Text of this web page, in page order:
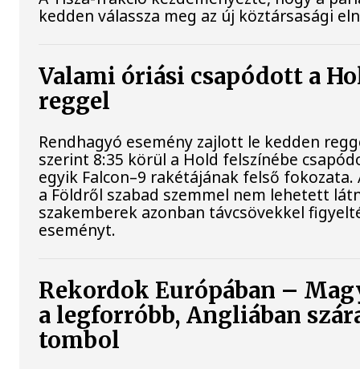
kedden válassza meg az új köztársasági
Valami óriási csapódott a
reggel
Rendhagyó esemény zajlott le kedden
szerint 8:35 körül a Hold felszínébe
egyik Falcon–9 rakétájának felső fokozata.
a Földről szabad szemmel nem lehetett
szakemberek azonban távcsövekkel
eseményt.
Rekordok Európában –
a legforróbb, Angliában
tombol